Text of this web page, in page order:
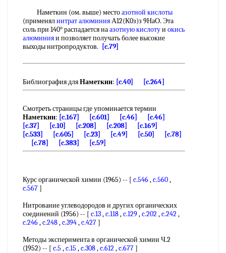
Наметкин (ом. выше) местоазотной кислоты
(применялнитрат алюминияА12(К0з)з 9НаО. Эта
соль при 140° распадается наазотную кислотуи окись
алюминияи позволяет получать более высокие
выходы нитропродуктов.
[c.79]
Библиография дляНаметкин: [c.40] [c.264]
Смотреть страницы где упоминается термин
Наметкин: [c.167] [c.601] [c.46]
[c.46]
[c.37]
[c.10] [c.208] [c.208]
[c.169]
[c.533]
[c.605] [c.23] [c.49] [c.50]
[c.78]
[c.78]
[c.383] [c.59]
Курс органической химии (1965) -- [ c.546,c.560,
c.567]
Нитрование углеводородов и других органических
соединений (1956) -- [ c.13,c.118,c.129,c.202,c.242,
c.246,c.248,c.394,c.427]
Методы эксперимента в органической химии Ч.2
(1952) -- [ c.5 ,c.15 ,c.308,c.612,c.677]